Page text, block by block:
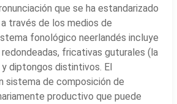
que se ha estandarizado
través de los medios de
fonológico neerlandés incluye
fricativas guturales (la
diptongos distintivos. El
sistema de composición de
productivo que puede